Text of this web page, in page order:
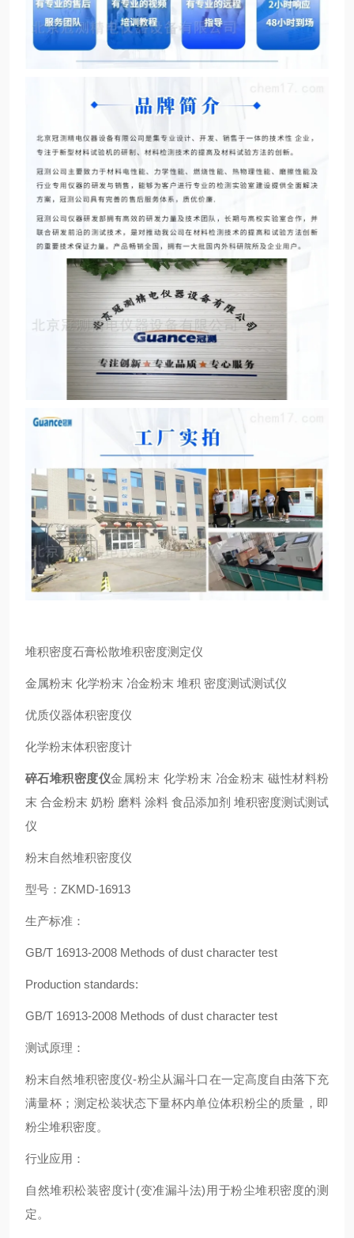
堆积密度石膏松散堆积密度测定仪
金属粉末 化学粉末 冶金粉末 堆积 密度测试测试仪
优质仪器体积密度仪
化学粉末体积密度计
碎石堆积密度仪金属粉末 化学粉末 冶金粉末 磁性材料粉
末 合金粉末 奶粉 磨料 涂料 食品添加剂 堆积密度测试测试
仪
粉末自然堆积密度仪
型号：ZKMD-16913
生产标准：
GB/T 16913-2008 Methods of dust character test
Production standards:
GB/T 16913-2008 Methods of dust character test
测试原理：
粉末自然堆积密度仪-粉尘从漏斗口在一定高度自由落下充
满量杯；测定松装状态下量杯内单位体积粉尘的质量，即
粉尘堆积密度。
行业应用：
自然堆积松装密度计(变准漏斗法)用于粉尘堆积密度的测
定。